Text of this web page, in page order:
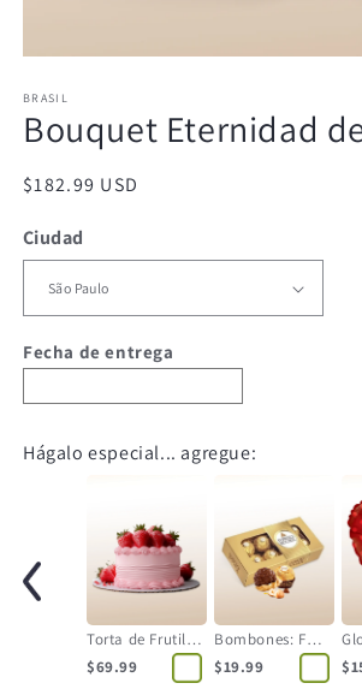
multimedia
1
en
ventana
modal
BRASIL
Bouquet Eternidad
Precio
$182.99 USD
Ciudad
Fecha de entrega
Hágalo especial... agregue:
Torta de Frutilla - 12 Personas
$69.99
Bombones: Ferrero Rocher
$19.99